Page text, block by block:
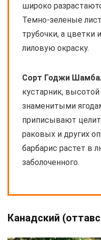
широко
Темно-зеленые
трубочки, а
лиловую окраску.
Сорт Годжи
кустарник,
знаменитыми
приписывают
раковых и других
барбарис растет в
заболоченного.
Канадский